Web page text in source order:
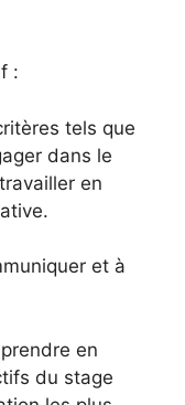
:
tels que
dans le
en
et à
en
du stage